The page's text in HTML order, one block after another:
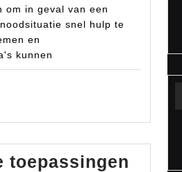
om in geval van een
snel hulp te
en
kunnen
toepassingen